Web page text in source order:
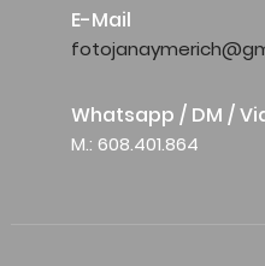
E-Mail
Whatsapp / DM /
M.: 608.401.864